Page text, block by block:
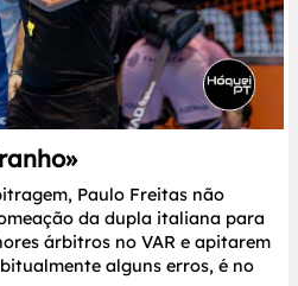
Paulo Freitas não
da dupla italiana para
árbitros no VAR e apitarem
alguns erros, é no